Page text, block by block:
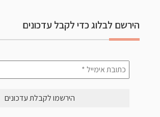
הירשם לבלוג כדי לקבל עדכונים